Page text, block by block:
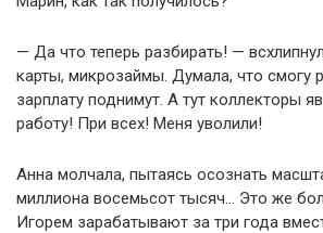
— Да что теперь разбирать! —
карты, микрозаймы. Думала, что смогу
зарплату поднимут. А тут коллекторы
работу! При всех! Меня уволили!
Анна молчала, пытаясь осознать
миллиона восемьсот тысяч… Это же
Игорем зарабатывают за три года